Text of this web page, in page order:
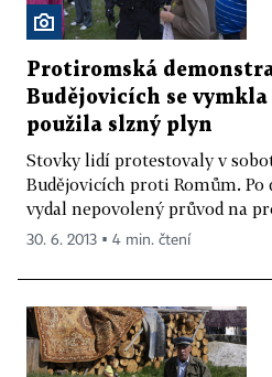
Protiromská
Budějovicích se
použila slzný plyn
Stovky lidí protestovaly v
Budějovicích proti Romům. Po
vydal nepovolený průvod na
30. 6. 2013 ▪ 4 min. čtení